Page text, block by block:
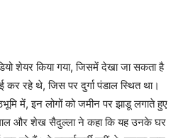
शेयर किया गया, जिसमें देखा जा सकता है
रहे थे, जिस पर दुर्गा पंडाल स्थित था।
में, इन लोगों को जमीन पर झाडू लगाते हुए
और शेख सैदुल्ला ने कहा कि यह उनके घर